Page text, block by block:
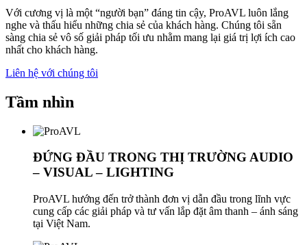
Với cương vị là một “người bạn” đáng tin cậy, ProAVL luôn lắng
nghe và thấu hiểu những chia sẻ của khách hàng. Chúng tôi sẵn
sàng chia sẻ vô số giải pháp tối ưu nhằm mang lại giá trị lợi ích cao
nhất cho khách hàng.
Liên hệ với chúng tôi
Tầm nhìn
ĐỨNG ĐẦU TRONG THỊ TRƯỜNG AUDIO
– VISUAL – LIGHTING
ProAVL hướng đến trở thành đơn vị dẫn đầu trong lĩnh vực
cung cấp các giải pháp và tư vấn lắp đặt âm thanh – ánh sáng
tại Việt Nam.